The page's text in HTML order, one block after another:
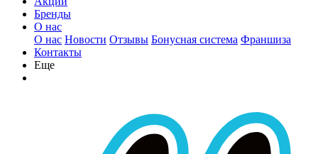
Бренды
О нас
О нас Новости Отзывы Бонусная система Франшиза
Контакты
Еще